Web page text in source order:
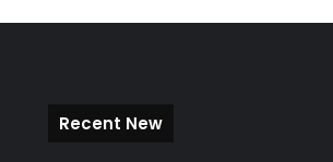
Recent New